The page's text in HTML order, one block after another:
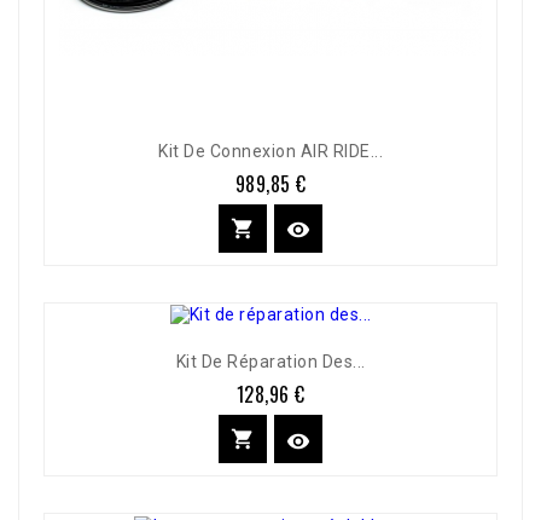
Kit De Connexion AIR RIDE...
Prix
989,85 €
 
Kit De Réparation Des...
Prix
128,96 €
 